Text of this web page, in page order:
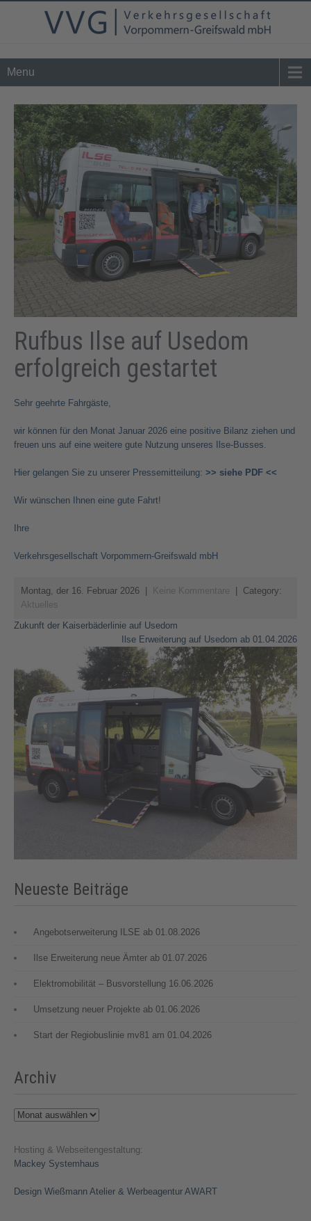
Tel. 0 39 76 - 24 02 - 0info@vvg-bus.de
Menu
Rufbus Ilse auf Usedom
erfolgreich gestartet
Sehr geehrte Fahrgäste,
wir können für den Monat Januar 2026 eine positive Bilanz ziehen und
freuen uns auf eine weitere gute Nutzung unseres Ilse-Busses.
Hier gelangen Sie zu unserer Pressemitteilung: >> siehe PDF <<
Wir wünschen Ihnen eine gute Fahrt!
Ihre
Verkehrsgesellschaft Vorpommern-Greifswald mbH
Montag, der 16. Februar 2026 Keine Kommentare
| Category:
Aktuelles
Beitragsnavigation
Zukunft der Kaiserbäderlinie auf Usedom
Ilse Erweiterung auf Usedom ab 01.04.2026
Neueste Beiträge
Angebotserweiterung ILSE ab 01.08.2026
Ilse Erweiterung neue Ämter ab 01.07.2026
Elektromobilität – Busvorstellung 16.06.2026
Umsetzung neuer Projekte ab 01.06.2026
Start der Regiobuslinie mv81 am 01.04.2026
Archiv
Archiv
Hosting & Webseitengestaltung:
Mackey Systemhaus
Design Wießmann Atelier & Werbeagentur AWART